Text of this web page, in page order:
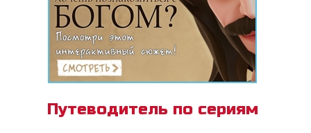
Путеводитель по сериям